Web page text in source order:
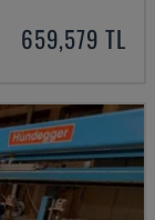
659,579 TL